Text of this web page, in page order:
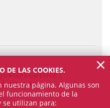
|
GRANTS
DE LAS COOKIES.
nuestra página. Algunas son
funcionamiento de la
se utilizan para:
×